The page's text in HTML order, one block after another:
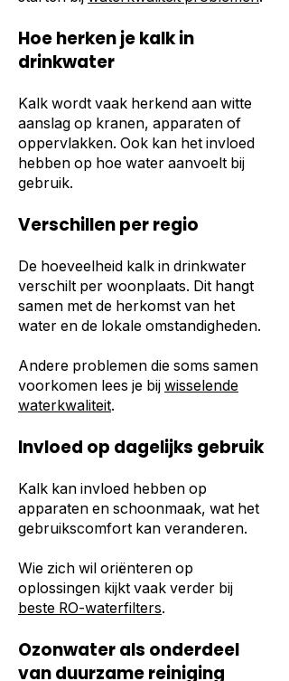
Hoe herken je kalk in
drinkwater
Kalk wordt vaak herkend aan witte
aanslag op kranen, apparaten of
oppervlakken. Ook kan het invloed
hebben op hoe water aanvoelt bij
gebruik.
Verschillen per regio
De hoeveelheid kalk in drinkwater
verschilt per woonplaats. Dit hangt
samen met de herkomst van het
water en de lokale omstandigheden.
Andere problemen die soms samen
voorkomen lees je bij wisselende
waterkwaliteit.
Invloed op dagelijks gebruik
Kalk kan invloed hebben op
apparaten en schoonmaak, wat het
gebruikscomfort kan veranderen.
Wie zich wil oriënteren op
oplossingen kijkt vaak verder bij
beste RO-waterfilters.
Ozonwater als onderdeel
van duurzame reiniging